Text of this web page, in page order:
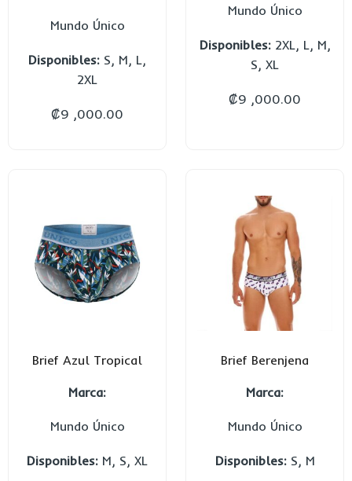
Mundo Único
Disponibles: S, M, L,
2XL
₡9 ,000.00
Mundo Único
Disponibles:2XL, L, M,
S, XL
₡9 ,000.00
Brief Azul Tropical
Marca:
Mundo Único
Disponibles: M, S, XL
Brief Berenjena
Marca:
Mundo Único
Disponibles:S, M